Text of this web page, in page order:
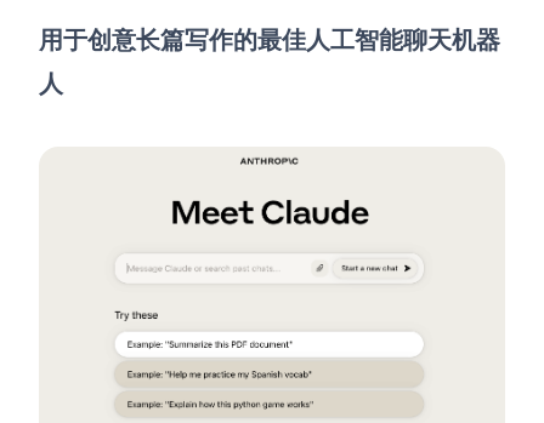
用于创意长篇写作的最佳人工智能聊天机器
人